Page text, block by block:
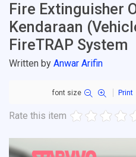
Fire Extinguisher
Kendaraan
FireTRAP System
Written by Anwar Arifin
font size Print
Rate this item